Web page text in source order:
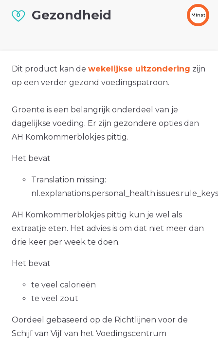
Gezondheid Minst
Dit product kan de wekelijkse uitzondering zijn
op een verder gezond voedingspatroon.
Groente is een belangrijk onderdeel van je
dagelijkse voeding. Er zijn gezondere opties dan
AH Komkommerblokjes pittig.
Het bevat
Translation missing:
AH Komkommerblokjes pittig kun je wel als
extraatje eten. Het advies is om dat niet meer dan
drie keer per week te doen.
Het bevat
te veel calorieën
te veel zout
Oordeel gebaseerd op de Richtlijnen voor de
Schijf van Vijf van het Voedingscentrum